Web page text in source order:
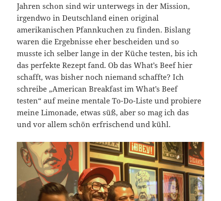
Jahren schon sind wir unterwegs in der Mission,
irgendwo in Deutschland einen original
amerikanischen Pfannkuchen zu finden. Bislang
waren die Ergebnisse eher bescheiden und so
musste ich selber lange in der Küche testen, bis ich
das perfekte Rezept fand. Ob das What’s Beef hier
schafft, was bisher noch niemand schaffte? Ich
schreibe „American Breakfast im What’s Beef
testen“ auf meine mentale To-Do-Liste und probiere
meine Limonade, etwas süß, aber so mag ich das
und vor allem schön erfrischend und kühl.